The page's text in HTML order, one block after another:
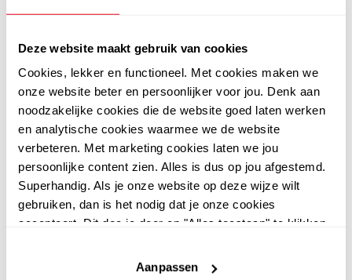
Deze website maakt gebruik van cookies
Cookies, lekker en functioneel. Met cookies maken we
onze website beter en persoonlijker voor jou. Denk aan
noodzakelijke cookies die de website goed laten werken
en analytische cookies waarmee we de website
verbeteren. Met marketing cookies laten we jou
persoonlijke content zien. Alles is dus op jou afgestemd.
Superhandig. Als je onze website op deze wijze wilt
gebruiken, dan is het nodig dat je onze cookies
accepteert. Dit doe je door op "Alles toestaan" te klikken.
website niet optimaal functioneert.
Aanpassen